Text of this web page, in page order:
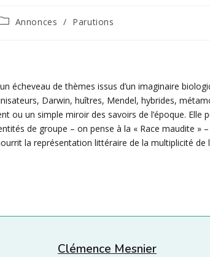
Annonces / Parutions
écheveau de thèmes issus d’un imaginaire
Darwin, huîtres, Mendel, hybrides,
ou un simple miroir des savoirs de l’époque. Elle
de groupe – on pense à la « Race maudite »
la représentation littéraire de la multiplicité de
Clémence Mesnier